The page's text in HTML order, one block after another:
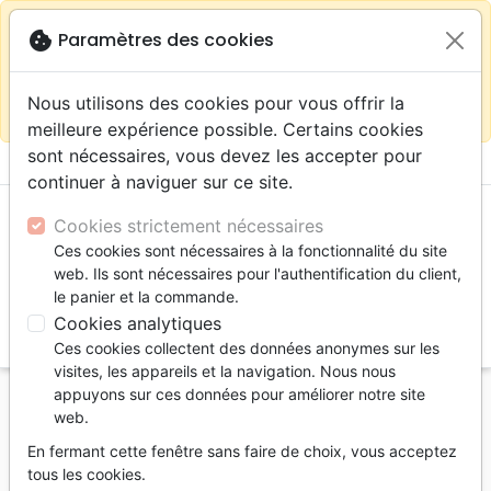
Continuer sur le site France close
warningSelon votre
localisation (États-
sur la boutique La Maison de la Bible Suisse
menu shopping_cart
Accueil
Jeunesse
tirés de la Bible - ebook
cookie Paramètres des cookies
Nous utilisons des cookies pour vous offrir la
meilleure expérience possible. Certains cookies
sont nécessaires, vous devez les accepter pour
continuer à naviguer sur ce site.
Cookies strictement nécessaires
Ces cookies sont nécessaires à la fonctionnalité du site
web. Ils sont nécessaires pour l'authentification du client,
le panier et la commande.
Cookies analytiques
Ces cookies collectent des données anonymes sur les
visites, les appareils et la navigation. Nous nous
appuyons sur ces données pour améliorer notre site
web.
En fermant cette fenêtre sans faire de choix, vous acceptez
tous les cookies.